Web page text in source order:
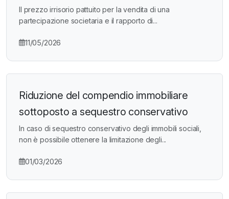
Il prezzo irrisorio pattuito per la vendita di una
partecipazione societaria e il rapporto di...
11/05/2026
Riduzione del compendio immobiliare
sottoposto a sequestro conservativo
In caso di sequestro conservativo degli immobili sociali,
non è possibile ottenere la limitazione degli...
01/03/2026